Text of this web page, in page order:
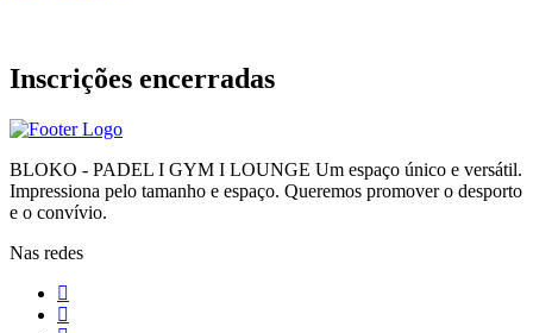
Inscrições encerradas
BLOKO - PADEL I GYM I LOUNGE Um espaço único e versátil.
Impressiona pelo tamanho e espaço. Queremos promover o desporto
e o convívio.
Nas redes